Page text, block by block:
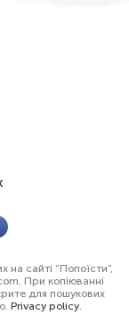
на сайті “Попоїсти”,
При копіюванні
для пошукових
Privacy policy.